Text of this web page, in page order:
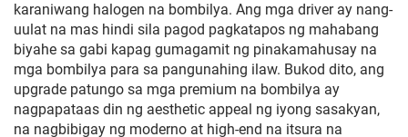
karaniwang halogen na bombilya. Ang mga driver ay nang-
uulat na mas hindi sila pagod pagkatapos ng mahabang
biyahe sa gabi kapag gumagamit ng pinakamahusay na
mga bombilya para sa pangunahing ilaw. Bukod dito, ang
upgrade patungo sa mga premium na bombilya ay
nagpapataas din ng aesthetic appeal ng iyong sasakyan,
na nagbibigay ng moderno at high-end na itsura na